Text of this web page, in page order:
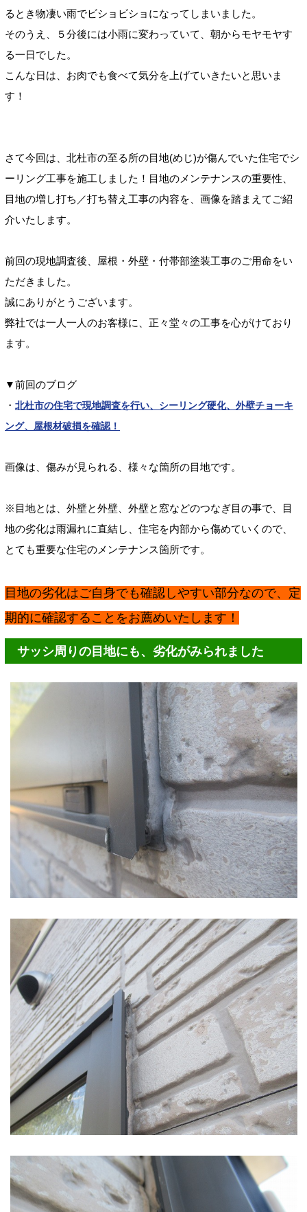
るとき物凄い雨でビショビショになってしまいました。
そのうえ、５分後には小雨に変わっていて、朝からモヤモヤす
る一日でした。
こんな日は、お肉でも食べて気分を上げていきたいと思いま
す！
さて今回は、北杜市の至る所の目地(めじ)が傷んでいた住宅でシ
ーリング工事を施工しました！目地のメンテナンスの重要性、
目地の増し打ち／打ち替え工事の内容を、画像を踏まえてご紹
介いたします。
前回の現地調査後、屋根・外壁・付帯部塗装工事のご用命をい
ただきました。
誠にありがとうございます。
弊社では一人一人のお客様に、正々堂々の工事を心がけており
ます。
▼前回のブログ
・ 北杜市の住宅で現地調査を行い、シーリング硬化、外壁チョーキ
ング、屋根材破損を確認！
画像は、傷みが見られる、様々な箇所の目地です。
※目地とは、外壁と外壁、外壁と窓などのつなぎ目の事で、目
地の劣化は雨漏れに直結し、住宅を内部から傷めていくので、
とても重要な住宅のメンテナンス箇所です。
目地の劣化はご自身でも確認しやすい部分なので、定
期的に確認することをお薦めいたします！
サッシ周りの目地にも、劣化がみられました